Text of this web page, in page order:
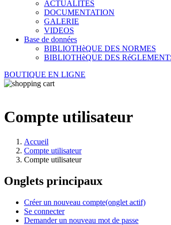
ACTUALITÉS
DOCUMENTATION
GALERIE
VIDEOS
Base de données
BIBLIOTHèQUE DES NORMES
BIBLIOTHèQUE DES
BOUTIQUE EN LIGNE
Compte utilisateur
Accueil
Compte utilisateur
Compte utilisateur
Onglets principaux
Créer un nouveau compte(onglet actif)
Se connecter
Demander un nouveau mot de passe